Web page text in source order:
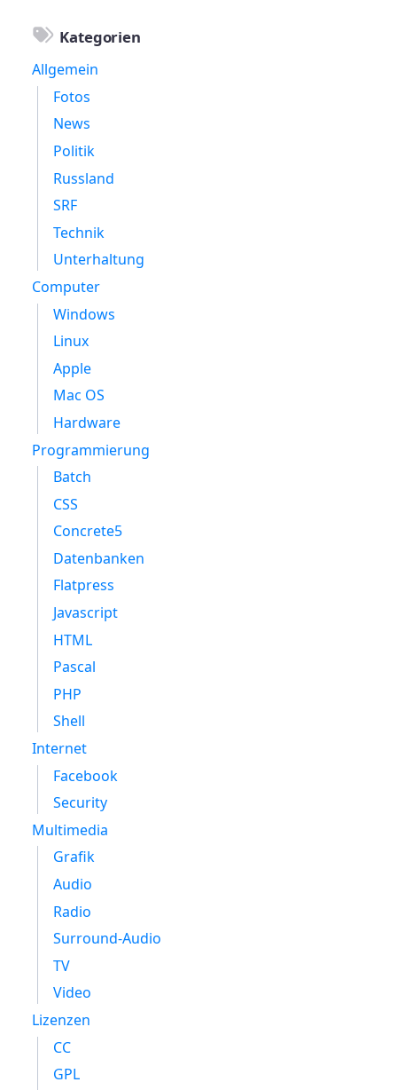
Kategorien
Allgemein
Fotos
News
Politik
Russland
SRF
Technik
Unterhaltung
Computer
Windows
Linux
Apple
Mac OS
Hardware
Programmierung
Batch
CSS
Concrete5
Datenbanken
Flatpress
Javascript
HTML
Pascal
PHP
Shell
Internet
Facebook
Security
Multimedia
Grafik
Audio
Radio
Surround-Audio
TV
Video
Lizenzen
CC
GPL